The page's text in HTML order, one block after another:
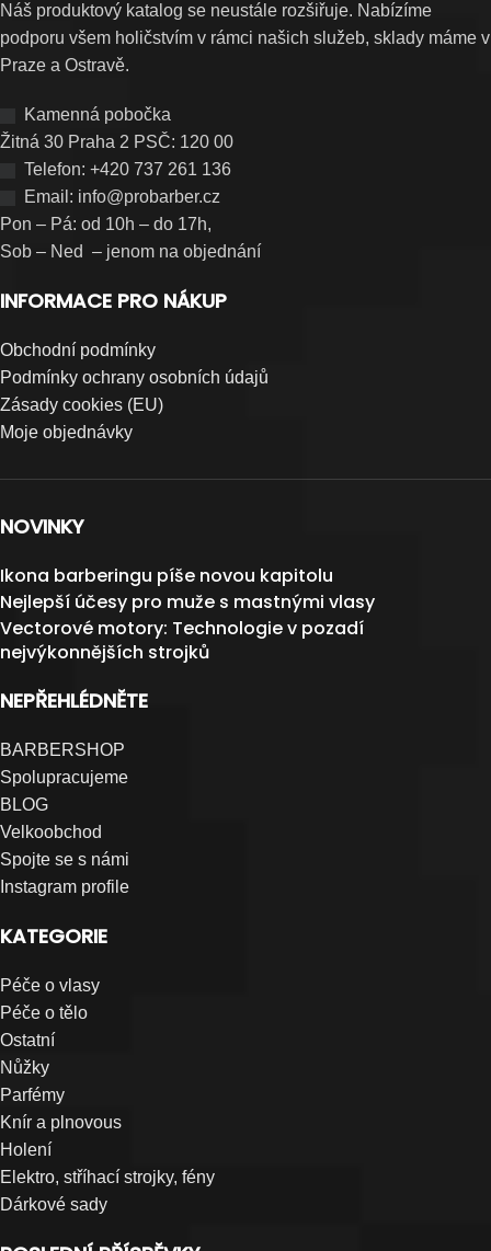
Náš produktový katalog se neustále rozšiřuje. Nabízíme
podporu všem holičstvím v rámci našich služeb, sklady máme v
Praze a Ostravě.
Kamenná pobočka
Žitná 30 Praha 2 PSČ: 120 00
Telefon: +420 737 261 136
Email: info@probarber.cz
Pon – Pá: od 10h – do 17h,
Sob – Ned – jenom na objednání
INFORMACE PRO NÁKUP
Obchodní podmínky
Podmínky ochrany osobních údajů
Zásady cookies (EU)
Moje objednávky
NOVINKY
Ikona barberingu píše novou kapitolu
Nejlepší účesy pro muže s mastnými vlasy
Vectorové motory: Technologie v pozadí
nejvýkonnějších strojků
NEPŘEHLÉDNĚTE
BARBERSHOP
Spolupracujeme
BLOG
Velkoobchod
Spojte se s námi
Instagram profile
KATEGORIE
Péče o vlasy
Péče o tělo
Ostatní
Nůžky
Parfémy
Knír a plnovous
Holení
Elektro, stříhací strojky, fény
Dárkové sady